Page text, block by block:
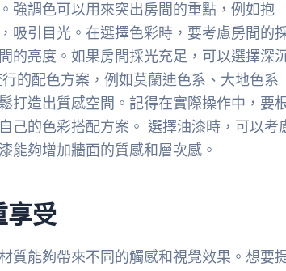
強調色可以用來突出房間的重點，例如抱
吸引目光。在選擇色彩時，要考慮房間的
的亮度。如果房間採光充足，可以選擇深
的配色方案，例如莫蘭迪色系、大地色系
打造出質感空間。記得在實際操作中，要
己的色彩搭配方案。 選擇油漆時，可以考
能夠增加牆面的質感和層次感。
享受
質能夠帶來不同的觸感和視覺效果。想要